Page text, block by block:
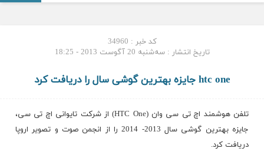
کد خبر : 34960
تاریخ انتشار : سه‌شنبه 20 آگوست 2013 - 18:25
htc one جایزه بهترین گوشی سال را دریافت کرد
تلفن هوشمند اچ تی سی وان (HTC One) از شرکت تایوانی اچ تی سی،
جایزه بهترین گوشی سال 2013- 2014 را از انجمن صوت و تصویر اروپا
دریافت کرد.